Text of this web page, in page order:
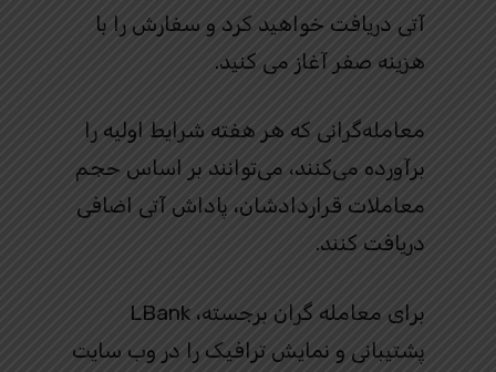
آتی دریافت خواهید کرد و سفارش را با
هزینه صفر آغاز می کنید.
معامله‌گرانی که هر هفته شرایط اولیه را
برآورده می‌کنند، می‌توانند بر اساس حجم
معاملات قراردادشان، پاداش آتی اضافی
دریافت کنند.
برای معامله گران برجسته، LBank
پشتیبانی و نمایش ترافیک را در وب سایت